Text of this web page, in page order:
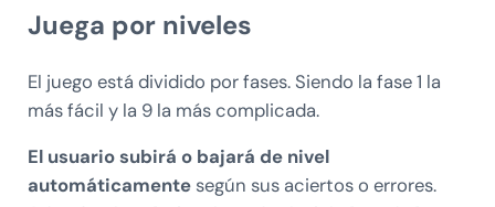
Juega por niveles
El juego está dividido por fases. Siendo la fase 1 la
más fácil y la 9 la más complicada.
El usuario subirá o bajará de nivel
automáticamentesegún sus aciertos o errores.